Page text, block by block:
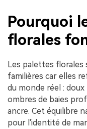
Pourquoi
florales
Les palettes
familières car elles
du monde réel :
ombres de baies
ancre. Cet équilibre
pour l'identité de